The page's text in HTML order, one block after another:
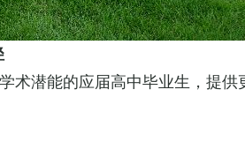
术潜能的应届高中毕业生，提供